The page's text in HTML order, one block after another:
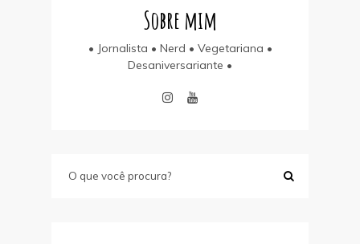
Sobre mim
• Jornalista • Nerd • Vegetariana •
Desaniversariante •